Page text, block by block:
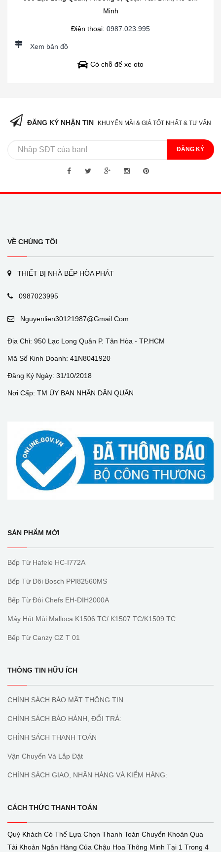
Minh
Điện thoại: 0987.023.995
Xem bản đồ
Có chỗ để xe oto
ĐĂNG KÝ NHẬN TIN KHUYẾN MÃI & GIÁ TỐT NHẤT & TƯ VẤN
ĐĂNG KÝ
VỀ CHÚNG TÔI
THIẾT BỊ NHÀ BẾP HÒA PHÁT
0987023995
Nguyenlien30121987@gmail.com
Địa Chỉ: 950 Lạc Long Quân P. Tân Hòa - TP.HCM
Mã Số Kinh Doanh: 41N8041920
Đăng Ký Ngày: 31/10/2018
Nơi Cấp: TM ỦY BAN NHÂN DÂN QUẬN
SẢN PHẨM MỚI
Bếp Từ Hafele HC-I772A
Bếp Từ Đôi Bosch PPI82560MS
Bếp Từ Đôi Chefs EH-DIH2000A
Máy Hút Mùi Malloca K1506 TC/ K1507 TC/K1509 TC
Bếp Từ Canzy CZ T 01
THÔNG TIN HỮU ÍCH
CHÍNH SÁCH BẢO MẬT THÔNG TIN
CHÍNH SÁCH BẢO HÀNH, ĐỔI TRẢ:
CHÍNH SÁCH THANH TOÁN
Vận Chuyển Và Lắp Đặt
CHÍNH SÁCH GIAO, NHẬN HÀNG VÀ KIỂM HÀNG:
CÁCH THỨC THANH TOÁN
Quý Khách Có Thể Lựa Chọn Thanh Toán Chuyển Khoản Qua
Tài Khoản Ngân Hàng Của Chậu Hoa Thông Minh Tại 1 Trong 4